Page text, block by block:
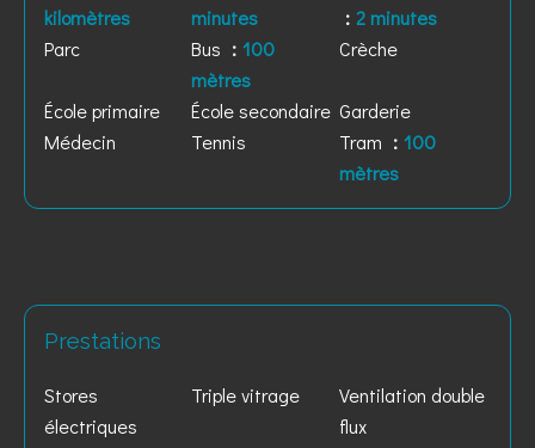
kilomètres
minutes
2 minutes
Parc
Bus
100
mètres
Crèche
École primaire École secondaire Garderie
Médecin
Tennis Tram
100
mètres
Prestations
Stores
électriques
Triple vitrage
Ventilation double
flux